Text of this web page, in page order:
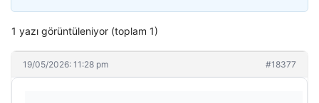
1 yazı görüntüleniyor (toplam 1)
19/05/2026: 11:28 pm #18377